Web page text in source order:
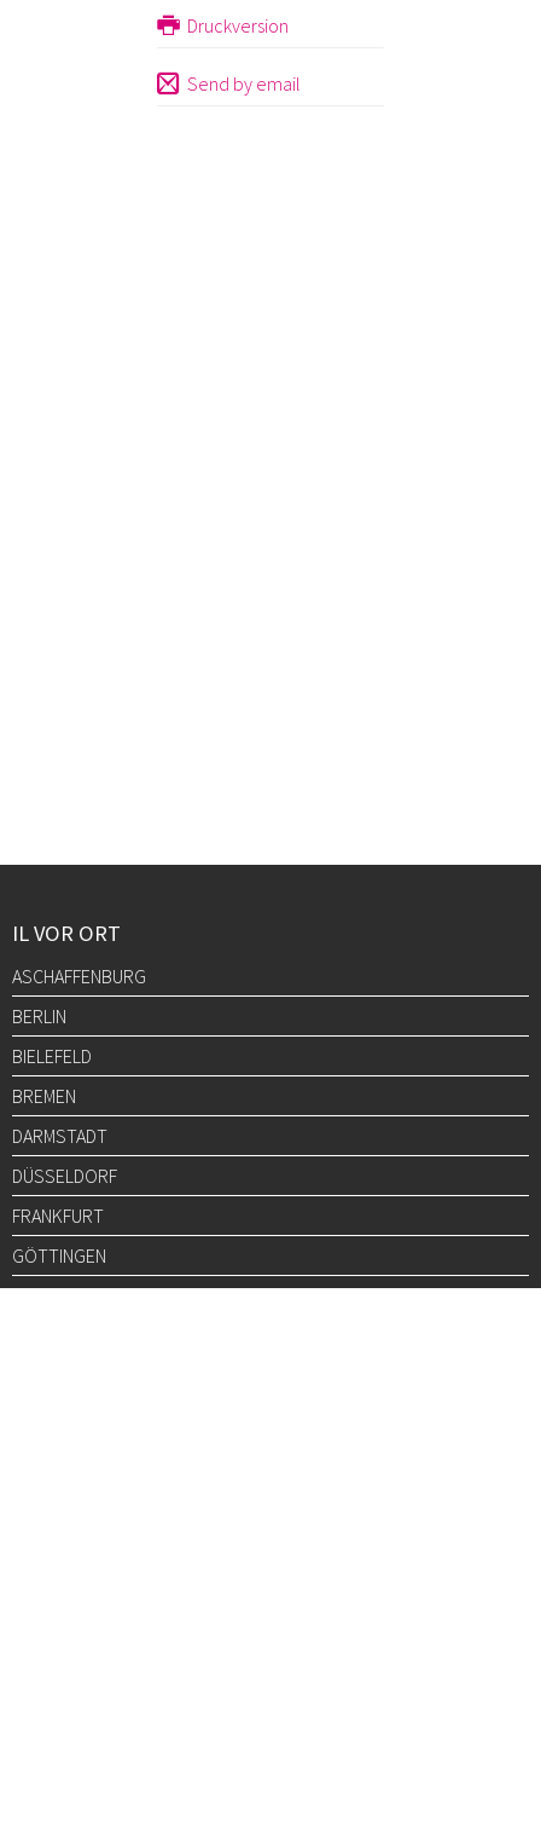
Druckversion
Send by email
IL VOR ORT
ASCHAFFENBURG
BERLIN
BIELEFELD
BREMEN
DARMSTADT
DÜSSELDORF
FRANKFURT
GÖTTINGEN